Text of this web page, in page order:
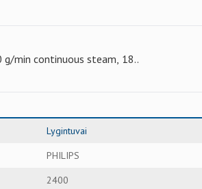
g/min continuous steam, 18..
Lygintuvai
PHILIPS
2400